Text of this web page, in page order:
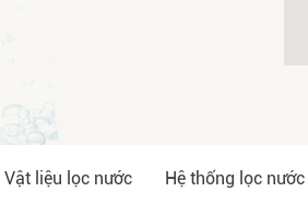
Vật liệu lọc nước Hệ thống lọc nước